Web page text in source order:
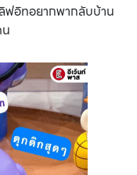
ฟอิทอยากพากลับบ้าน